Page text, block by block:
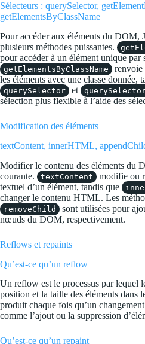
Sélecteurs : querySelector,
getElementsByClassName
Pour accéder aux éléments du DOM,
plusieurs méthodes puissantes.
pour accéder à un élément unique par
getElementsByClassName
renvoie
les éléments avec une classe donnée,
querySelector et
sélection plus flexible à l’aide des
Modification des éléments
textContent, innerHTML,
Modifier le contenu des éléments du
courante.
textContent
modifie ou
textuel d’un élément, tandis que
changer le contenu HTML. Les
removeChild
sont utilisées pour
nœuds du DOM, respectivement.
Reflows et repaints
Qu’est-ce qu’un reflow
Un reflow est le processus par lequel
position et la taille des éléments dans
produit chaque fois qu’un
comme l’ajout ou la suppression
Qu’est-ce qu’un repaint